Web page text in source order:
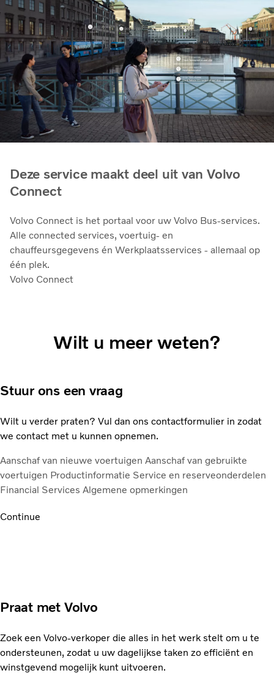
Deze service maakt deel uit van Volvo
Connect
Volvo Connect is het portaal voor uw Volvo Bus-services.
Alle connected services, voertuig- en
chauffeursgegevens én Werkplaatsservices - allemaal op
één plek.
Volvo Connect
Wilt u meer weten?
Stuur ons een vraag
Wilt u verder praten? Vul dan ons contactformulier in zodat
we contact met u kunnen opnemen.
Aanschaf van nieuwe voertuigen Aanschaf van gebruikte
voertuigen Productinformatie Service en reserveonderdelen
Financial Services Algemene opmerkingen
Continue
Praat met Volvo
Zoek een Volvo-verkoper die alles in het werk stelt om u te
ondersteunen, zodat u uw dagelijkse taken zo efficiënt en
winstgevend mogelijk kunt uitvoeren.